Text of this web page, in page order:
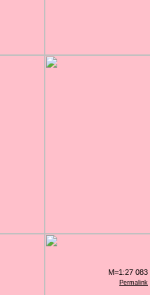
Permalink
M=1:27 083